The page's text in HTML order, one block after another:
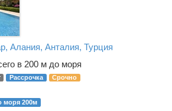
Алания, Анталия, Турция
в 200 м до моря
Рассрочка Срочно
моря 200м